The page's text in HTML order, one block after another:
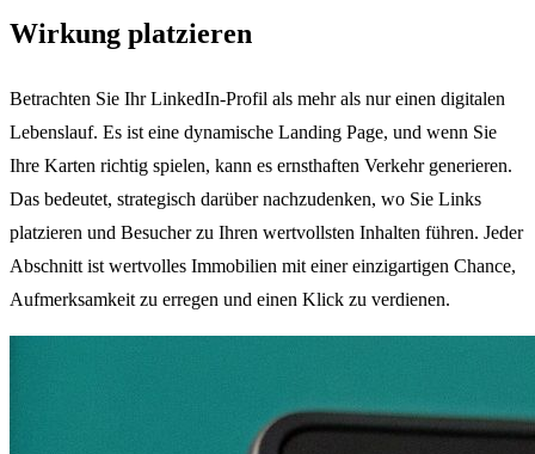
Wirkung platzieren
Betrachten Sie Ihr LinkedIn-Profil als mehr als nur einen digitalen
Lebenslauf. Es ist eine dynamische Landing Page, und wenn Sie
Ihre Karten richtig spielen, kann es ernsthaften Verkehr generieren.
Das bedeutet, strategisch darüber nachzudenken, wo Sie Links
platzieren und Besucher zu Ihren wertvollsten Inhalten führen. Jeder
Abschnitt ist wertvolles Immobilien mit einer einzigartigen Chance,
Aufmerksamkeit zu erregen und einen Klick zu verdienen.